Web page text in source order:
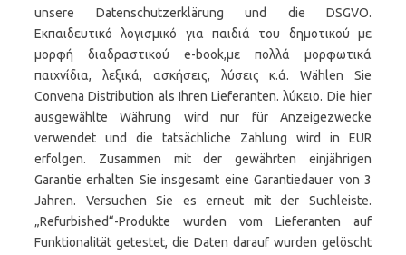
unsere Datenschutzerklärung und die DSGVO.
Eκπαιδευτικό λογισμικό για παιδιά του δημοτικού με
μορφή διαδραστικού e-book,με πολλά μορφωτικά
παιχνίδια, λεξικά, ασκήσεις, λύσεις κ.ά. Wählen Sie
Convena Distribution als Ihren Lieferanten. λύκειο. Die hier
ausgewählte Währung wird nur für Anzeigezwecke
verwendet und die tatsächliche Zahlung wird in EUR
erfolgen. Zusammen mit der gewährten einjährigen
Garantie erhalten Sie insgesamt eine Garantiedauer von 3
Jahren. Versuchen Sie es erneut mit der Suchleiste.
„Refurbished“-Produkte wurden vom Lieferanten auf
Funktionalität getestet, die Daten darauf wurden gelöscht